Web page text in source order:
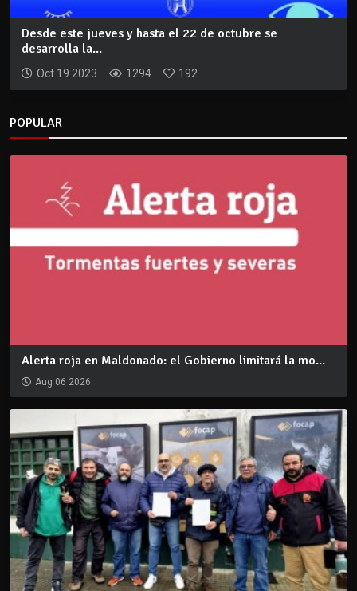
Desde este jueves y hasta el 22 de octubre se
desarrolla la...
Oct 19 2023 1294 192
POPULAR
Alerta roja en Maldonado: el Gobierno limitará la mo...
Aug 06 2026